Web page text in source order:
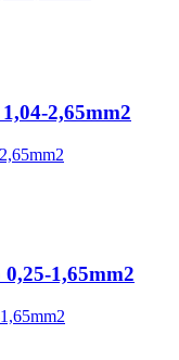
2,65mm2
1,65mm2